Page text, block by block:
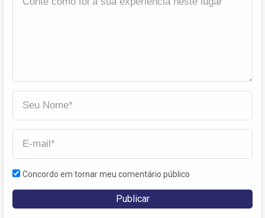
Concordo em tornar meu comentário público